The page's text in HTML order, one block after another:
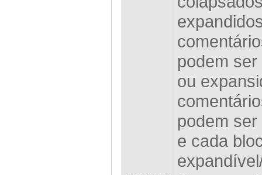
podem
ou
podem
e cada